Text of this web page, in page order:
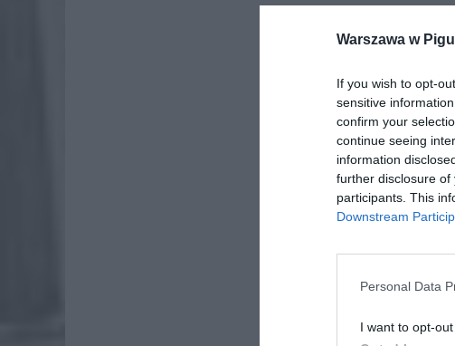
Warszawa w
If you wish to opt-
sensitive
confirm your
continue seeing
information
further disclosure of
participants. This
Downstream
Personal Data
I want to opt-
Wydziału
są także
odpowiedzialni